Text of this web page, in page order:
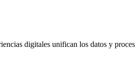
digitales unifican los datos y